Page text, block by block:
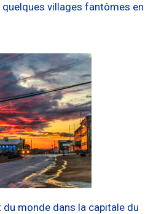
villages fantômes en
du monde dans la capitale du